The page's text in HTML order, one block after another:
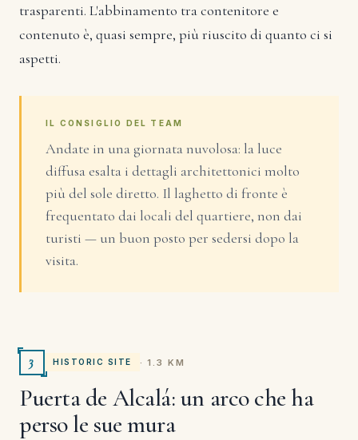
trasparenti. L'abbinamento tra contenitore e
contenuto è, quasi sempre, più riuscito di quanto ci si
aspetti.
IL CONSIGLIO DEL TEAM
Andate in una giornata nuvolosa: la luce
diffusa esalta i dettagli architettonici molto
più del sole diretto. Il laghetto di fronte è
frequentato dai locali del quartiere, non dai
turisti — un buon posto per sedersi dopo la
visita.
3 HISTORIC SITE · 1.3 KM
Puerta de Alcalá: un arco che ha
perso le sue mura